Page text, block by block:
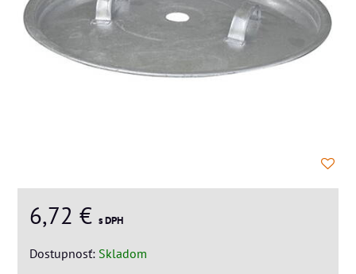
6,72 € s DPH
Dostupnosť: Skladom